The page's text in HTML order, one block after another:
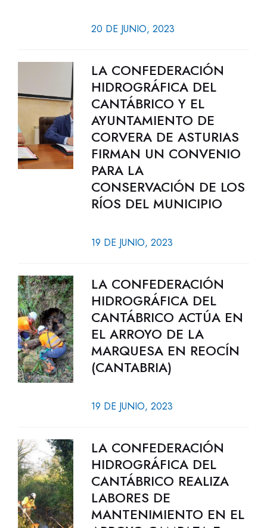
20 DE JUNIO, 2023
LA CONFEDERACIÓN
HIDROGRÁFICA DEL
CANTÁBRICO Y EL
AYUNTAMIENTO DE
CORVERA DE ASTURIAS
FIRMAN UN CONVENIO
PARA LA
CONSERVACIÓN DE LOS
RÍOS DEL MUNICIPIO
19 DE JUNIO, 2023
LA CONFEDERACIÓN
HIDROGRÁFICA DEL
CANTÁBRICO ACTÚA EN
EL ARROYO DE LA
MARQUESA EN REOCÍN
(CANTABRIA)
19 DE JUNIO, 2023
LA CONFEDERACIÓN
HIDROGRÁFICA DEL
CANTÁBRICO REALIZA
LABORES DE
MANTENIMIENTO EN EL